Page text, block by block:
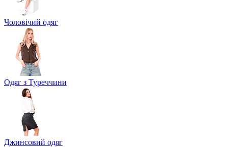
Чоловічий одяг
Одяг з Туреччини
Джинсовий одяг